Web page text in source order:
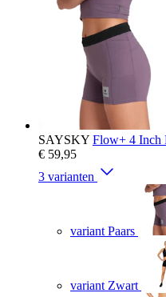
SAYSKY Flow+ 4 Inch
€ 59,95
3 varianten
variant Paars
variant Zwart